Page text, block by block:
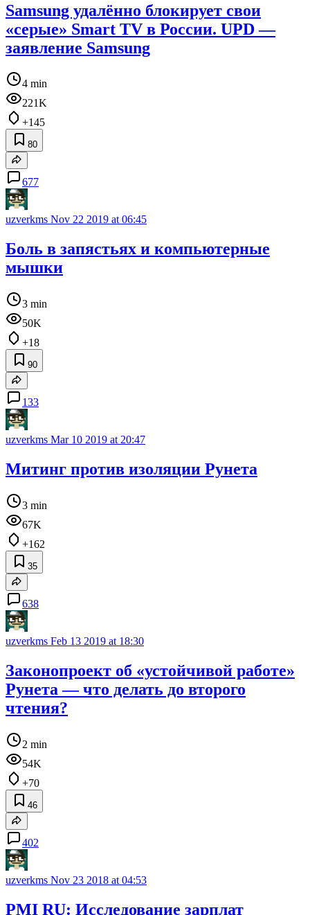
Samsung удалённо блокирует свои
«серые» Smart TV в России. UPD —
заявление Samsung
4 min
221K
+145
80
677
uzverkms Nov 22 2019 at 06:45
Боль в запястьях и компьютерные
мышки
3 min
50K
+18
90
133
uzverkms Mar 10 2019 at 20:47
Митинг против изоляции Рунета
3 min
67K
+162
35
638
uzverkms Feb 13 2019 at 18:30
Законопроект об «устойчивой работе»
Рунета — что делать до второго
чтения?
2 min
54K
+70
46
402
uzverkms Nov 23 2018 at 04:53
PMI RU: Исследование зарплат